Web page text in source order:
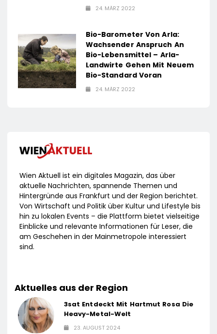
24. MÄRZ 2022
Bio-Barometer Von Arla:
Wachsender Anspruch An
Bio-Lebensmittel – Arla-
Landwirte Gehen Mit Neuem
Bio-Standard Voran
24. MÄRZ 2022
Wien Aktuell ist ein digitales Magazin, das über
aktuelle Nachrichten, spannende Themen und
Hintergründe aus Frankfurt und der Region berichtet.
Von Wirtschaft und Politik über Kultur und Lifestyle bis
hin zu lokalen Events – die Plattform bietet vielseitige
Einblicke und relevante Informationen für Leser, die
am Geschehen in der Mainmetropole interessiert
sind.
Aktuelles aus der Region
3sat Entdeckt Mit Hartmut Rosa Die
Heavy-Metal-Welt
23. AUGUST 2024